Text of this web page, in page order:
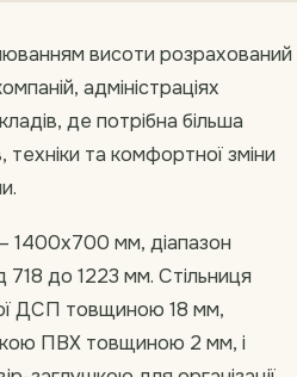
висоти розрахований
адміністраціях
де потрібна більша
техніки та комфортної зміни
1400х700 мм, діапазон
до 1223 мм. Стільниця
ДСП товщиною 18 мм,
ПВХ товщиною 2 мм, і